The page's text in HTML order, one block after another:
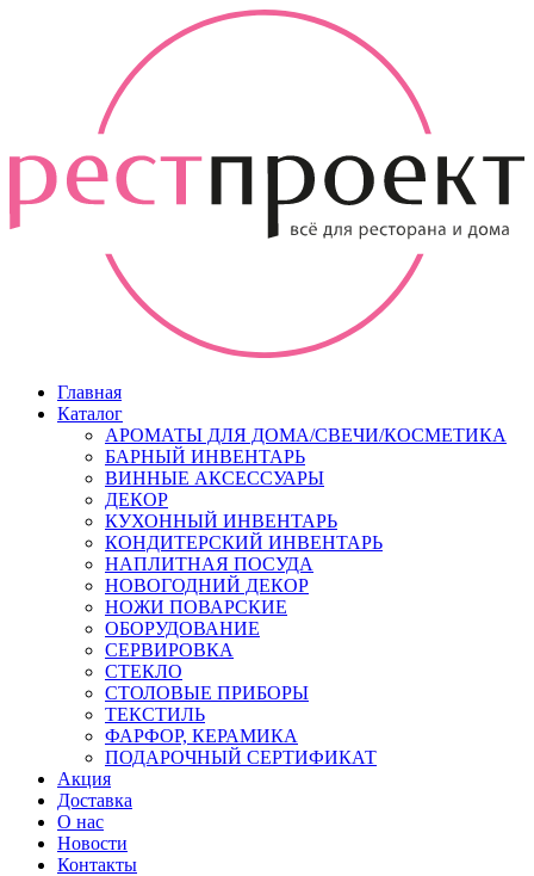
Главная
Каталог
АРОМАТЫ ДЛЯ ДОМА/СВЕЧИ/КОСМЕТИКА
БАРНЫЙ ИНВЕНТАРЬ
ВИННЫЕ АКСЕССУАРЫ
ДЕКОР
КУХОННЫЙ ИНВЕНТАРЬ
КОНДИТЕРСКИЙ ИНВЕНТАРЬ
НАПЛИТНАЯ ПОСУДА
НОВОГОДНИЙ ДЕКОР
НОЖИ ПОВАРСКИЕ
ОБОРУДОВАНИЕ
СЕРВИРОВКА
СТЕКЛО
СТОЛОВЫЕ ПРИБОРЫ
ТЕКСТИЛЬ
ФАРФОР, КЕРАМИКА
ПОДАРОЧНЫЙ СЕРТИФИКАТ
Акция
Доставка
О нас
Новости
Контакты